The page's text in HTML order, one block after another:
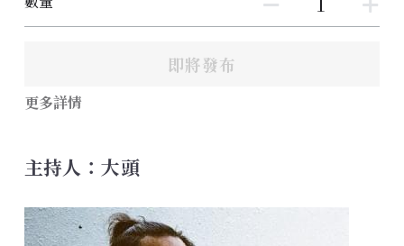
即將發布
更多詳情
主持人：大頭